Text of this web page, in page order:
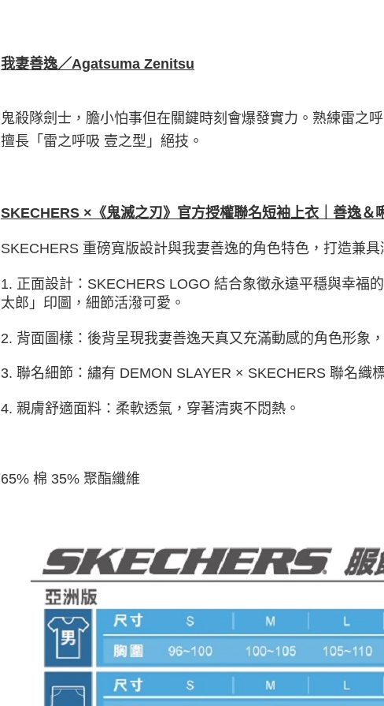
我妻善逸／Agatsuma Zenitsu
鬼殺隊劍士，膽小怕事但在關鍵時刻會爆發實力。熟練雷之
擅長「雷之呼吸 壹之型」絕技。
SKECHERS ×《鬼滅之刃》官方授權聯名短袖上衣｜ 善逸＆
SKECHERS 重磅寬版設計與我妻善逸的角色特色，打造兼
1. 正面設計：SKECHERS LOGO 結合象徵永遠平穩與幸福
太郎」印圖，細節活潑可愛。
2. 背面圖樣：後背呈現我妻善逸天真又充滿動感的角色形象
3. 聯名細節：繡有 DEMON SLAYER × SKECHERS 聯名織
4. 親膚舒適面料：柔軟透氣，穿著清爽不悶熱。
65% 棉 35% 聚酯纖維